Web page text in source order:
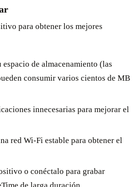
para obtener los mejores
espacio de almacenamiento (las
consumir varios cientos de MB
innecesarias para mejorar el
red Wi-Fi estable para obtener el
o conéctalo para grabar